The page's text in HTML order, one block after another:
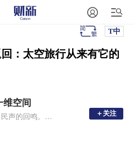
T中
：太空旅行从来有它的
维空间
思想的碰撞，民声的回鸣。理性思考，感性文字。 ＋关注
＋关注